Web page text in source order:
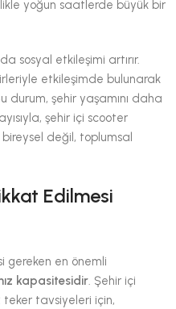
yoğun saatlerde büyük bir
sosyal etkileşimi artırır.
etkileşimde bulunarak
durum, şehir yaşamını daha
şehir içi scooter
bireysel değil, toplumsal
Edilmesi
gereken en önemli
kapasitesidir. Şehir içi
tavsiyeleri için,